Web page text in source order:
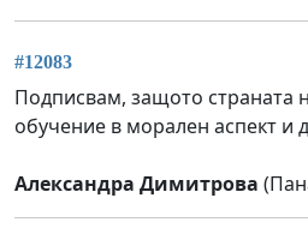
#12083
Подписвам, защото страната
обучение в морален аспект и
Александра Димитрова